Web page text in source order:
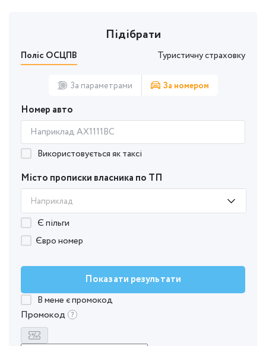
Підібрати
Поліс ОСЦПВ Туристичну страховку
За параметрами За номером
Номер авто
Використовується як таксі
Місто прописки власника по ТП
Наприклад
Є пільги
Євро номер
Показати результати
В мене є промокод
Промокод